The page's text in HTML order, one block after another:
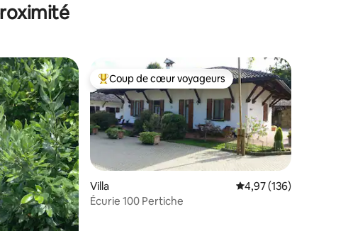
: 4,77 sur 5
Coups de cœur voyageurs les plus appréciés
Coup de cœur voyageurs
Villa Évaluation moyenne
4,97 (136)
Écurie 100 Pertiche